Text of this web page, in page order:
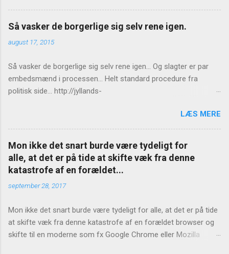
Så vasker de borgerlige sig selv rene igen.
august 17, 2015
Så vasker de borgerlige sig selv rene igen... Og slagter er par
embedsmænd i processen... Helt standard procedure fra
politisk side... http://jyllands-
LÆS MERE
Mon ikke det snart burde være tydeligt for
alle, at det er på tide at skifte væk fra denne
katastrofe af en forældet...
september 28, 2017
Mon ikke det snart burde være tydeligt for alle, at det er på tide
at skifte væk fra denne katastrofe af en forældet browser og
skifte til en moderne som fx Google Chrome eller Mozilla